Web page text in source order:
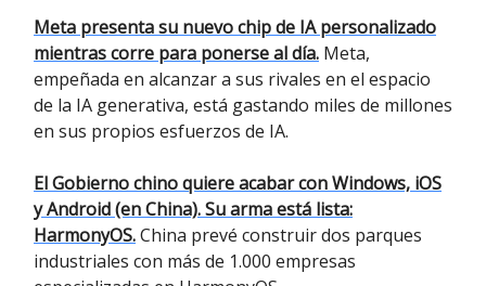
Meta presenta su nuevo chip de IA personalizado
mientras corre para ponerse al día. Meta,
empeñada en alcanzar a sus rivales en el espacio
de la IA generativa, está gastando miles de millones
en sus propios esfuerzos de IA.
El Gobierno chino quiere acabar con Windows, iOS
y Android (en China). Su arma está lista:
HarmonyOS.China prevé construir dos parques
industriales con más de 1.000 empresas